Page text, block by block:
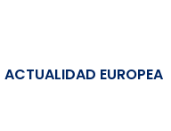
ACTUALIDAD EUROPEA